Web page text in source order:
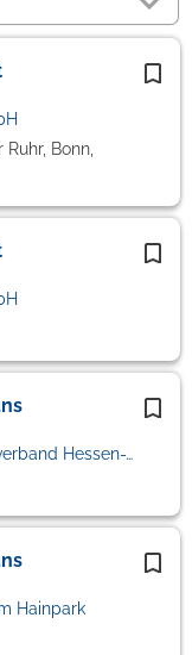
Bonn,
Johanniter-Unfall-Hilfe e. V. Regionalverband Hessen-West
Hainpark